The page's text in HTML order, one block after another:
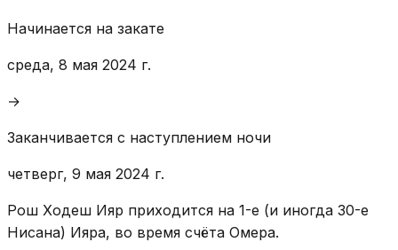
Начинается на закате
среда, 8 мая 2024 г.
→
Заканчивается с наступлением ночи
четверг, 9 мая 2024 г.
Рош Ходеш Ияр приходится на 1-е (и иногда 30-е
Нисана) Ияра, во время счёта Омера.